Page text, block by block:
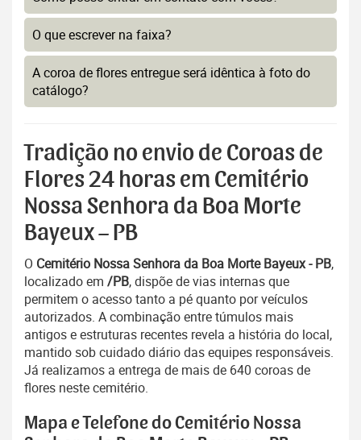
O que escrever na faixa?
A coroa de flores entregue será idêntica à foto do
catálogo?
Tradição no envio de Coroas de
Flores 24 horas em Cemitério
Nossa Senhora da Boa Morte
Bayeux – PB
O Cemitério Nossa Senhora da Boa Morte Bayeux - PB,
localizado em /PB, dispõe de vias internas que
permitem o acesso tanto a pé quanto por veículos
autorizados. A combinação entre túmulos mais
antigos e estruturas recentes revela a história do local,
mantido sob cuidado diário das equipes responsáveis.
Já realizamos a entrega de mais de 640 coroas de
flores neste cemitério.
Mapa e Telefone do Cemitério Nossa